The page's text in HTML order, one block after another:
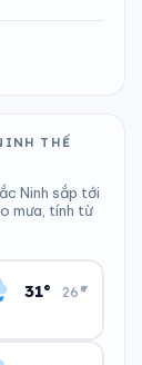
THẾ
Ninh sắp tới
mưa, tính từ
31° 26°
▾